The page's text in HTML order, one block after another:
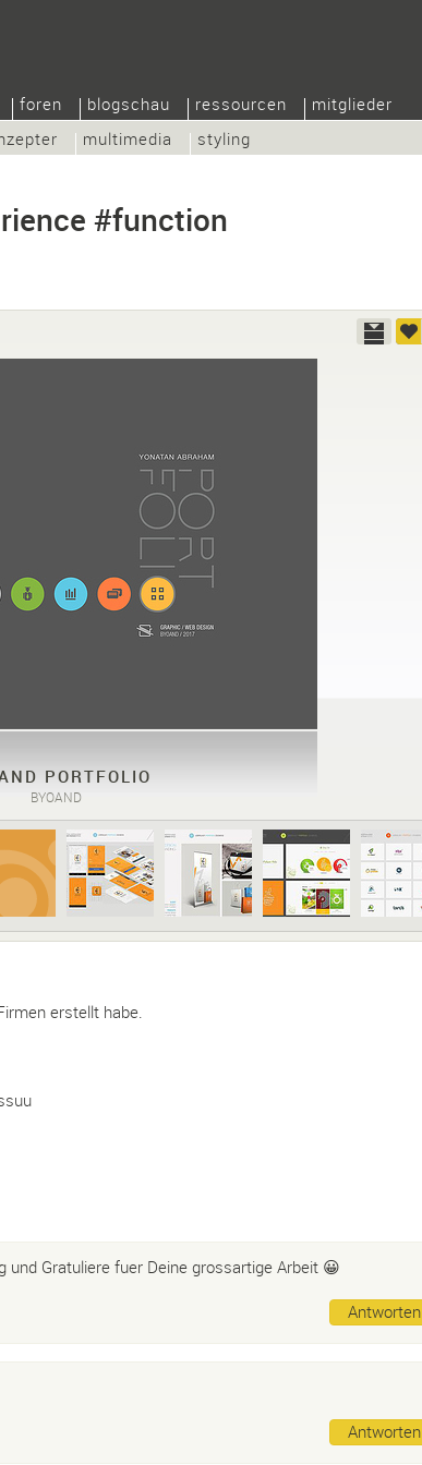
multimedia styling
foren blogschau ressourcen mitglieder
#function
PORTFOLIO
BYOAND
erstellt habe.
und Gratuliere fuer Deine grossartige Arbeit 😀
Antworten
Antworten